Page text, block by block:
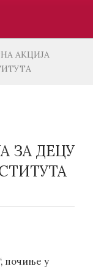
АКЦИЈА
ЗА ДЕЦУ
почиње у